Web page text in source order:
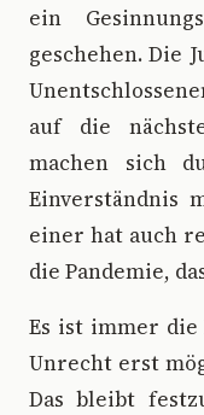
ein
geschehen. Die
auf die
machen sich
Einverständnis
einer hat auch
die Pandemie,
Es ist immer die
Unrecht erst
Das bleibt